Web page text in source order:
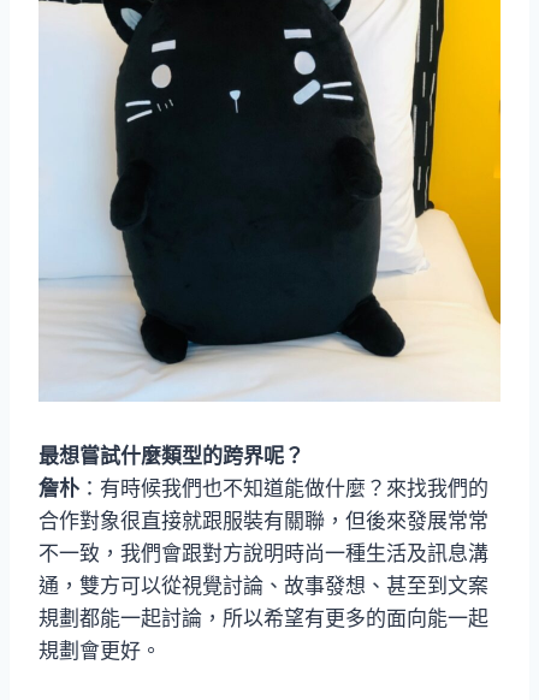
最想嘗試什麼類型的跨界呢？
詹朴 ：有時候我們也不知道能做什麼？來找我們的
合作對象很直接就跟服裝有關聯，但後來發展常常
不一致，我們會跟對方說明時尚一種生活及訊息溝
通，雙方可以從視覺討論、故事發想、甚至到文案
規劃都能一起討論，所以希望有更多的面向能一起
規劃會更好。